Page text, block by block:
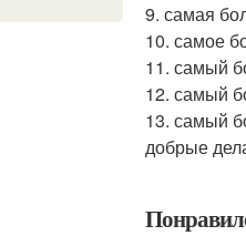
9. самая
10. самое
11. самый
12. самый
13. самый
добрые